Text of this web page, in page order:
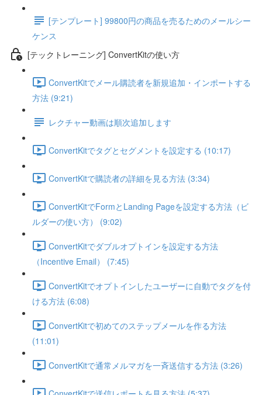
[テンプレート] 99800円の商品を売るためのメールシー
ケンス
[テックトレーニング] ConvertKitの使い方
ConvertKitでメール購読者を新規追加・インポートする
方法 (9:21)
レクチャー動画は順次追加します
ConvertKitでタグとセグメントを設定する (10:17)
ConvertKitで購読者の詳細を見る方法 (3:34)
ConvertKitでFormとLanding Pageを設定する方法（ビ
ルダーの使い方） (9:02)
ConvertKitでダブルオプトインを設定する方法
（Incentive Email） (7:45)
ConvertKitでオプトインしたユーザーに自動でタグを付
ける方法 (6:08)
ConvertKitで初めてのステップメールを作る方法
(11:01)
ConvertKitで通常メルマガを一斉送信する方法 (3:26)